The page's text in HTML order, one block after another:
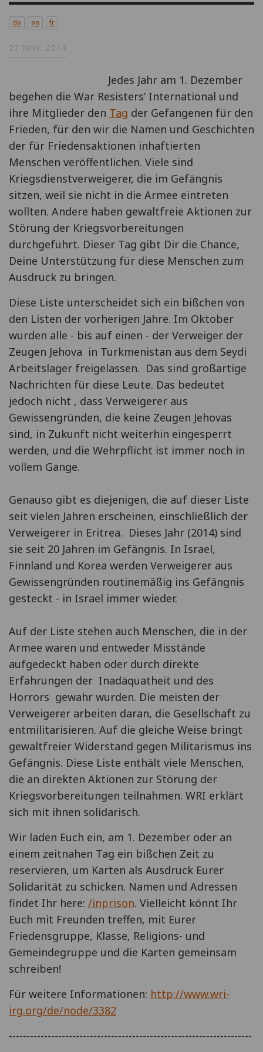
de en fr
27 NOV. 2014
Jedes Jahr am 1. Dezember
begehen die War Resisters’ International und
ihre Mitglieder den Tag der Gefangenen für den
Frieden, für den wir die Namen und Geschichten
der für Friedensaktionen inhaftierten
Menschen veröffentlichen. Viele sind
Kriegsdienstverweigerer, die im Gefängnis
sitzen, weil sie nicht in die Armee eintreten
wollten. Andere haben gewaltfreie Aktionen zur
Störung der Kriegsvorbereitungen
durchgeführt. Dieser Tag gibt Dir die Chance,
Deine Unterstützung für diese Menschen zum
Ausdruck zu bringen.
Diese Liste unterscheidet sich ein bißchen von
den Listen der vorherigen Jahre. Im Oktober
wurden alle - bis auf einen - der Verweiger der
Zeugen Jehova in Turkmenistan aus dem Seydi
Arbeitslager freigelassen. Das sind großartige
Nachrichten für diese Leute. Das bedeutet
jedoch nicht , dass Verweigerer aus
Gewissengründen, die keine Zeugen Jehovas
sind, in Zukunft nicht weiterhin eingesperrt
werden, und die Wehrpflicht ist immer noch in
vollem Gange.
Genauso gibt es diejenigen, die auf dieser Liste
seit vielen Jahren erscheinen, einschließlich der
Verweigerer in Eritrea. Dieses Jahr (2014) sind
sie seit 20 Jahren im Gefängnis. In Israel,
Finnland und Korea werden Verweigerer aus
Gewissengründen routinemäßig ins Gefängnis
gesteckt - in Israel immer wieder.
Auf der Liste stehen auch Menschen, die in der
Armee waren und entweder Misstände
aufgedeckt haben oder durch direkte
Erfahrungen der Inadäquatheit und des
Horrors gewahr wurden. Die meisten der
Verweigerer arbeiten daran, die Gesellschaft zu
entmilitarisieren. Auf die gleiche Weise bringt
gewaltfreier Widerstand gegen Militarismus ins
Gefängnis. Diese Liste enthält viele Menschen,
die an direkten Aktionen zur Störung der
Kriegsvorbereitungen teilnahmen. WRI erklärt
sich mit ihnen solidarisch.
Wir laden Euch ein, am 1. Dezember oder an
einem zeitnahen Tag ein bißchen Zeit zu
reservieren, um Karten als Ausdruck Eurer
Solidarität zu schicken. Namen und Adressen
findet Ihr here: /inprison. Vielleicht könnt Ihr
Euch mit Freunden treffen, mit Eurer
Friedensgruppe, Klasse, Religions- und
Gemeindegruppe und die Karten gemeinsam
schreiben!
Für weitere Informationen: http://www.wri-
irg.org/de/node/3382
---------------------------------------------------------------------